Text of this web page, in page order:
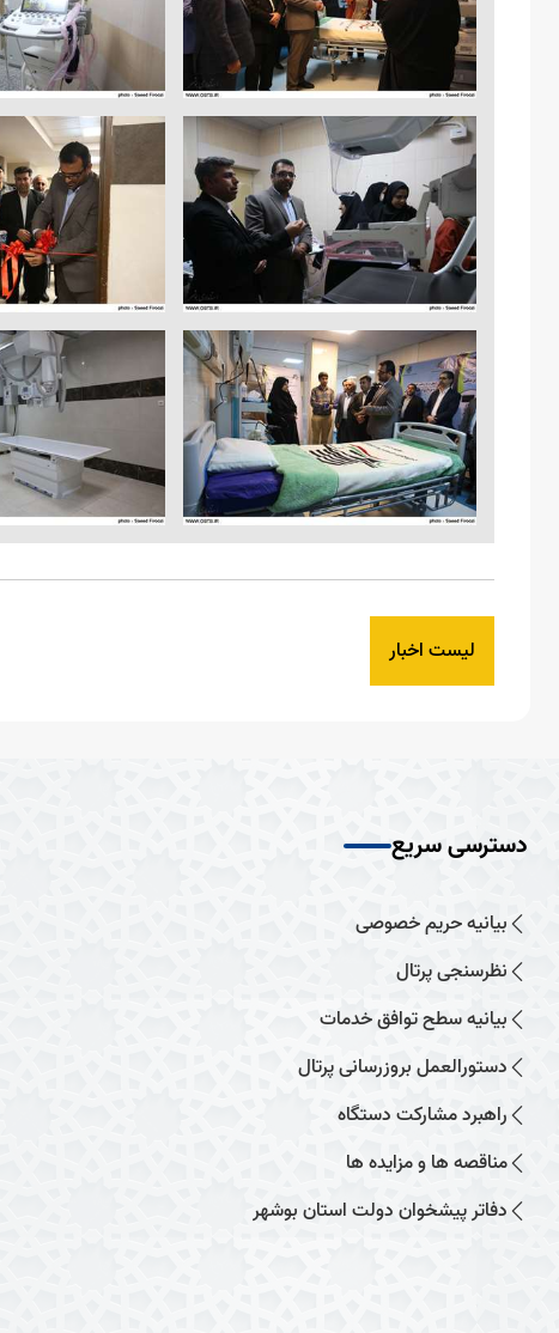
لیست اخبار
دسترسی سریع
بیانیه حریم خصوصی
نظرسنجی پرتال
بیانیه سطح توافق خدمات
دستورالعمل بروزرسانی پرتال
راهبرد مشارکت دستگاه
مناقصه ها و مزایده ها
دفاتر پیشخوان دولت استان بوشهر